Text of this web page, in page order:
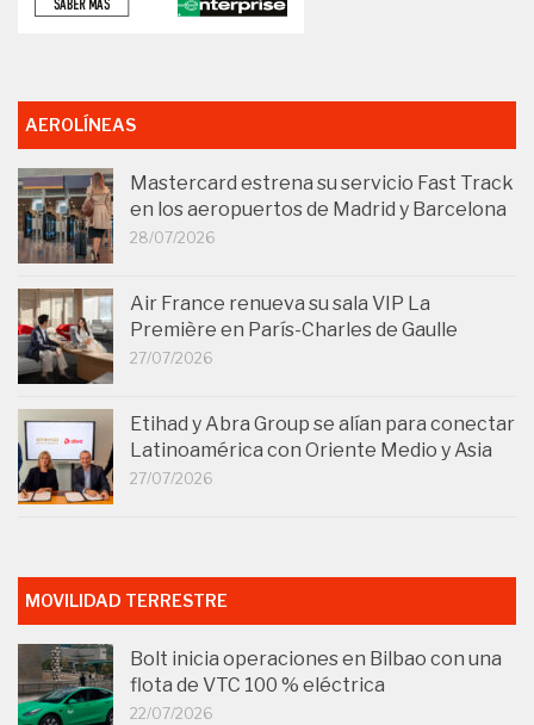
AEROLÍNEAS
Mastercard estrena su servicio Fast Track
en los aeropuertos de Madrid y Barcelona
28/07/2026
Air France renueva su sala VIP La
Première en París-Charles de Gaulle
27/07/2026
Etihad y Abra Group se alían para conectar
Latinoamérica con Oriente Medio y Asia
27/07/2026
MOVILIDAD TERRESTRE
Bolt inicia operaciones en Bilbao con una
flota de VTC 100 % eléctrica
22/07/2026